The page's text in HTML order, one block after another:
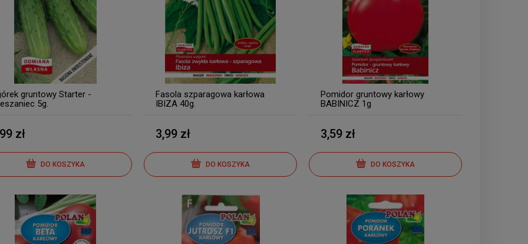
gruntowy Starter -
5g.
zł
DO KOSZYKA
Fasola szparagowa karłowa
IBIZA 40g.
3,99 zł
DO KOSZYKA
Pomidor gruntowy karłowy
BABINICZ 1g
3,59 zł
DO KOSZYKA